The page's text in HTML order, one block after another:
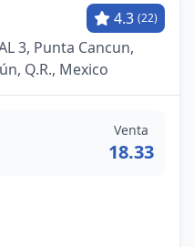
4.3 (22)
3, Punta Cancun,
Q.R., Mexico
Venta
18.33